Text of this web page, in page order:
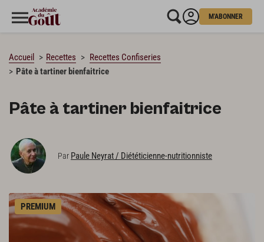
M'ABONNER
Accueil Recettes
Recettes Confiseries
Pâte à tartiner bienfaitrice
Pâte à tartiner bienfaitrice
Par Paule Neyrat / Diététicienne-nutritionniste
PREMIUM
CHARGEMENT…